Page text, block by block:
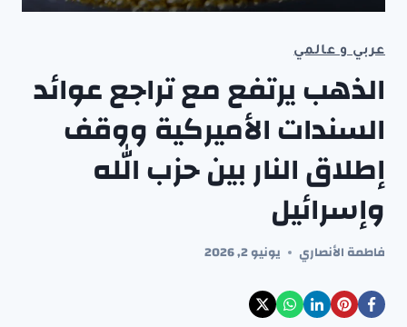
عربي و عالمي
الذهب يرتفع مع تراجع عوائد
السندات الأميركية ووقف
إطلاق النار بين حزب الله
وإسرائيل
فاطمة الأنصاري يونيو 2, 2026